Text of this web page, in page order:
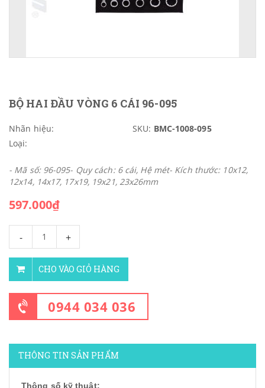
BỘ HAI ĐẦU VÒNG 6 CÁI 96-095
Nhãn hiệu: SKU: BMC-1008-095
Loại:
- Mã số: 96-095- Quy cách: 6 cái, Hệ mét- Kích thước: 10x12,
12x14, 14x17, 17x19, 19x21, 23x26mm
597.000₫
- +
CHO VÀO GIỎ HÀNG
0944 034 036
THÔNG TIN SẢN PHẨM
Thông số kỹ thuật: